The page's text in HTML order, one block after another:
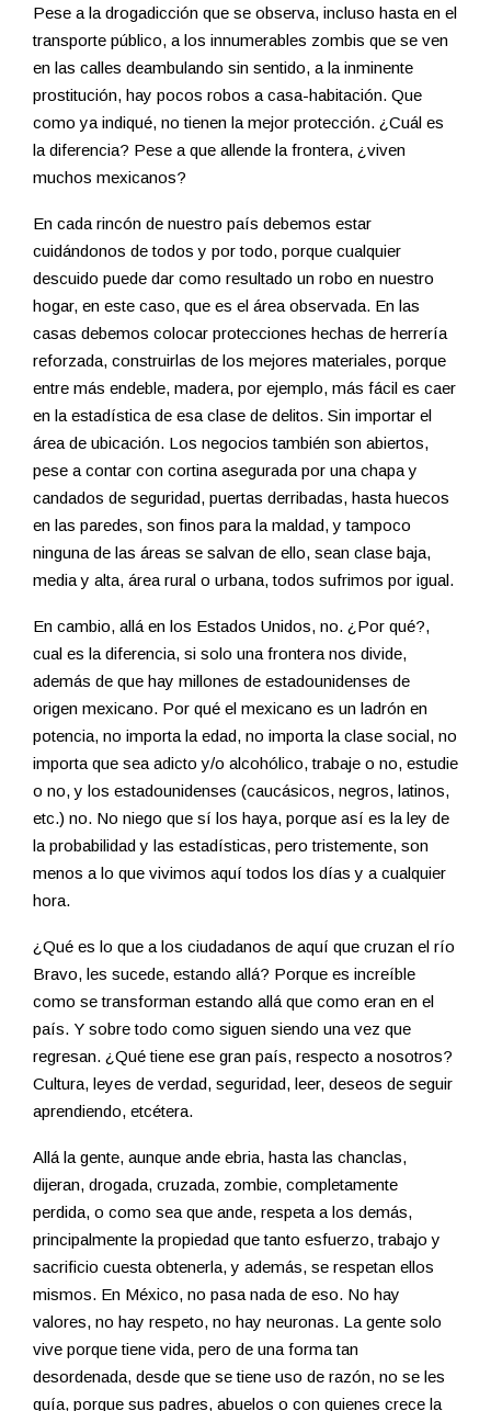
Pese a la drogadicción que se observa, incluso hasta en el
transporte público, a los innumerables zombis que se ven
en las calles deambulando sin sentido, a la inminente
prostitución, hay pocos robos a casa-habitación. Que
como ya indiqué, no tienen la mejor protección. ¿Cuál es
la diferencia? Pese a que allende la frontera, ¿viven
muchos mexicanos?
En cada rincón de nuestro país debemos estar
cuidándonos de todos y por todo, porque cualquier
descuido puede dar como resultado un robo en nuestro
hogar, en este caso, que es el área observada. En las
casas debemos colocar protecciones hechas de herrería
reforzada, construirlas de los mejores materiales, porque
entre más endeble, madera, por ejemplo, más fácil es caer
en la estadística de esa clase de delitos. Sin importar el
área de ubicación. Los negocios también son abiertos,
pese a contar con cortina asegurada por una chapa y
candados de seguridad, puertas derribadas, hasta huecos
en las paredes, son finos para la maldad, y tampoco
ninguna de las áreas se salvan de ello, sean clase baja,
media y alta, área rural o urbana, todos sufrimos por igual.
En cambio, allá en los Estados Unidos, no. ¿Por qué?,
cual es la diferencia, si solo una frontera nos divide,
además de que hay millones de estadounidenses de
origen mexicano. Por qué el mexicano es un ladrón en
potencia, no importa la edad, no importa la clase social, no
importa que sea adicto y/o alcohólico, trabaje o no, estudie
o no, y los estadounidenses (caucásicos, negros, latinos,
etc.) no. No niego que sí los haya, porque así es la ley de
la probabilidad y las estadísticas, pero tristemente, son
menos a lo que vivimos aquí todos los días y a cualquier
hora.
¿Qué es lo que a los ciudadanos de aquí que cruzan el río
Bravo, les sucede, estando allá? Porque es increíble
como se transforman estando allá que como eran en el
país. Y sobre todo como siguen siendo una vez que
regresan. ¿Qué tiene ese gran país, respecto a nosotros?
Cultura, leyes de verdad, seguridad, leer, deseos de seguir
aprendiendo, etcétera.
Allá la gente, aunque ande ebria, hasta las chanclas,
dijeran, drogada, cruzada, zombie, completamente
perdida, o como sea que ande, respeta a los demás,
principalmente la propiedad que tanto esfuerzo, trabajo y
sacrificio cuesta obtenerla, y además, se respetan ellos
mismos. En México, no pasa nada de eso. No hay
valores, no hay respeto, no hay neuronas. La gente solo
vive porque tiene vida, pero de una forma tan
desordenada, desde que se tiene uso de razón, no se les
guía, porque sus padres, abuelos o con quienes crece la